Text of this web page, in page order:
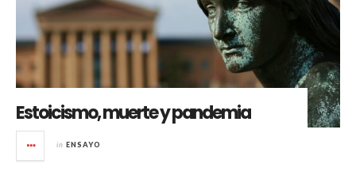
Estoicismo, muerte y pandemia
in ENSAYO